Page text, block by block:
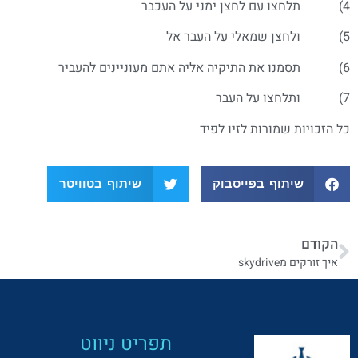
4) תלחצו עם לחצן ימני על העכבר
5) ולחצן שמאלי על העבר אל
6) תסמנו את התיקיה אליה אתם מעוניינים להעביר
7) ותלחצו על העבר
כל הזכויות שמורות לזיו לפיד
שיתוף בפייסבוק שיתוף בטוויטר
הקודם
איך זורקים מskydrive
תפריט ניווט